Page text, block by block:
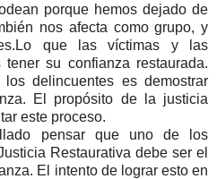
porque hemos dejado de
nos afecta como grupo, y
que las víctimas y las
su confianza restaurada.
delincuentes es demostrar
El propósito de la justicia
este proceso.
pensar que uno de los
Restaurativa debe ser el
El intento de lograr esto en